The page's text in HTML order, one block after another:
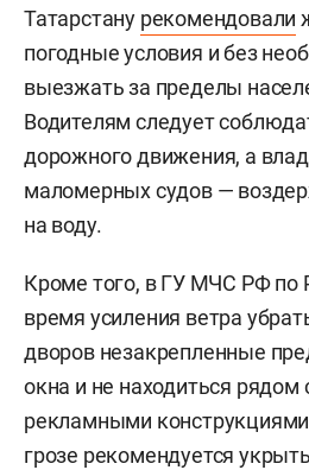
Татарстану рекомендовали
погодные условия и без
выезжать за пределы
Водителям следует
дорожного движения, а
маломерных судов —
на воду.
Кроме того, в ГУ МЧС РФ по
время усиления ветра
дворов незакрепленные
окна и не находиться рядом
рекламными
грозе рекомендуется